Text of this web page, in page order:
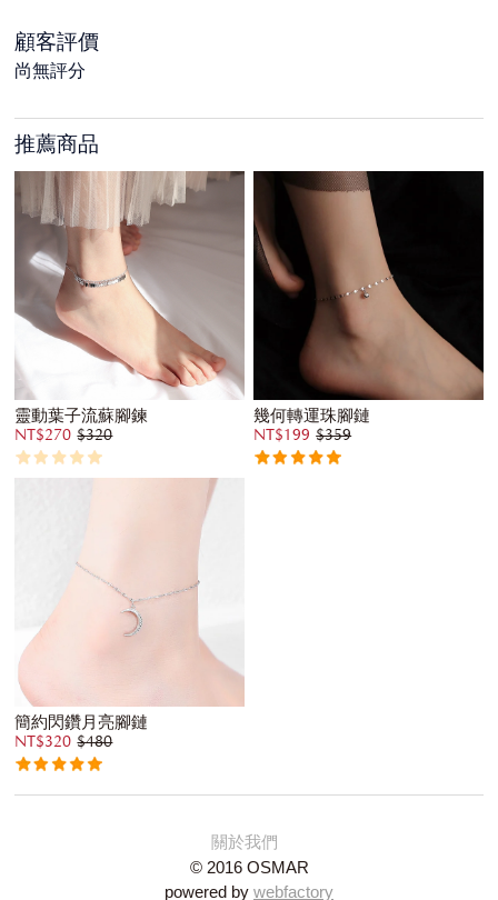
顧客評價
尚無評分
推薦商品
靈動葉子流蘇腳鍊
NT$270 $320
幾何轉運珠腳鏈
NT$199 $359
簡約閃鑽月亮腳鏈
NT$320 $480
關於我們
© 2016 OSMAR
powered by webfactory